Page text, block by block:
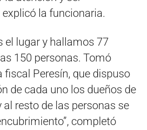
explicó la funcionaria.
el lugar y hallamos 77
150 personas. Tomó
fiscal Peresín, que dispuso
de cada uno los dueños de
al resto de las personas se
completó